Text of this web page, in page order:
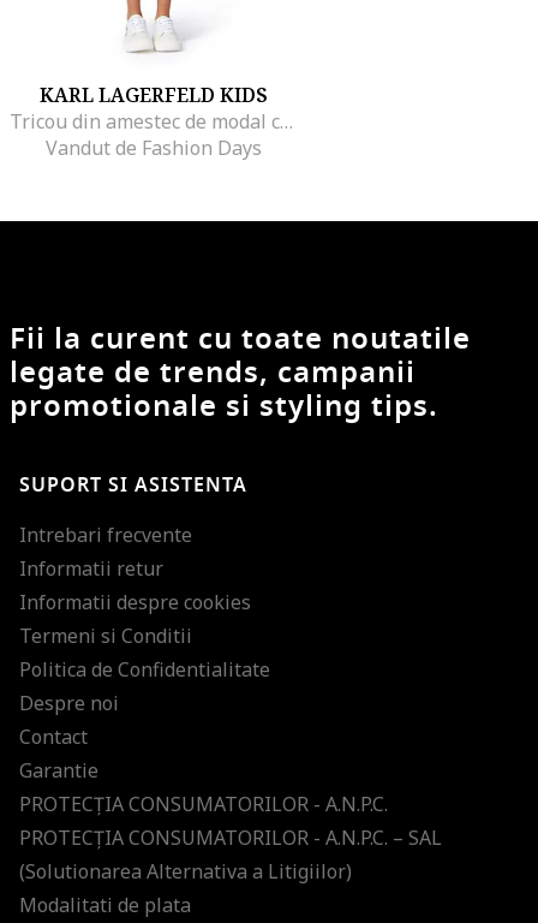
KARL LAGERFELD KIDS
Tricou din amestec de modal cu imprimeu logo, Alb/Negru/Roz
Vandut de Fashion Days
Fii la curent cu toate noutatile
legate de trends, campanii
promotionale si styling tips.
SUPORT SI ASISTENTA
Intrebari frecvente
Informatii retur
Informatii despre cookies
Termeni si Conditii
Politica de Confidentialitate
Despre noi
Contact
Garantie
PROTECŢIA CONSUMATORILOR - A.N.P.C.
PROTECŢIA CONSUMATORILOR - A.N.P.C. – SAL
(Solutionarea Alternativa a Litigiilor)
Modalitati de plata